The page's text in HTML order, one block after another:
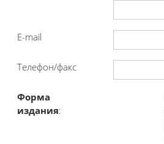
E-mail
Телефон/факс
Форма
издания: